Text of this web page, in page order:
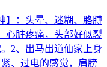
】：头晕、迷糊、胳膊
心脏疼痛，头部好似裂
2、出马出道仙家上身
、过电的感觉，肩膀